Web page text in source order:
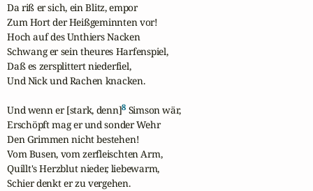
Da riß er sich, ein Blitz, empor
Zum Hort der Heißgeminnten vor!
Hoch auf des Unthiers Nacken
Schwang er sein theures Harfenspiel,
Daß es zersplittert niederfiel,
Und Nick und Rachen knacken.
Und wenn er [stark, denn]8 Simson wär,
Erschöpft mag er und sonder Wehr
Den Grimmen nicht bestehen!
Vom Busen, vom zerfleischten Arm,
Quillt's Herzblut nieder, liebewarm,
Schier denkt er zu vergehen.